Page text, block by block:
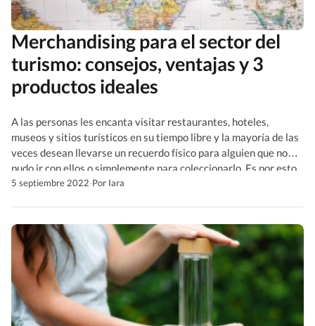
Merchandising para el sector del
turismo: consejos, ventajas y 3
productos ideales
A las personas les encanta visitar restaurantes, hoteles,
museos y sitios turísticos en su tiempo libre y la mayoría de las
veces desean llevarse un recuerdo físico para alguien que no
pudo ir con ellos o simplemente para coleccionarlo. Es por esto
que actualmente el merchandising se ha convertido en un factor
5 septiembre 2022·Por Iara